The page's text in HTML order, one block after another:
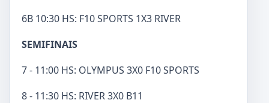
6B 10:30 HS: F10 SPORTS 1X3 RIVER
SEMIFINAIS
7 - 11:00 HS: OLYMPUS 3X0 F10 SPORTS
8 - 11:30 HS: RIVER 3X0 B11